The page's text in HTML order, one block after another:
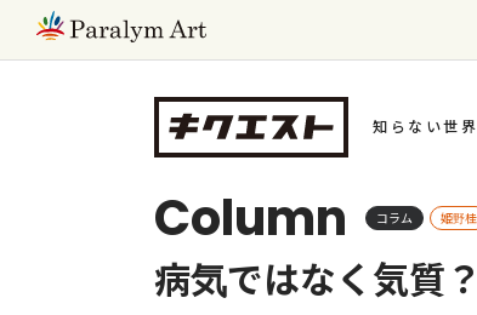
知らない世
Column コラム 姫野桂
病気ではなく気質